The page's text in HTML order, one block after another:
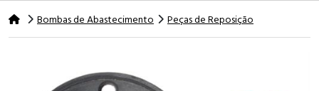
Bombas de Abastecimento Peças de Reposição